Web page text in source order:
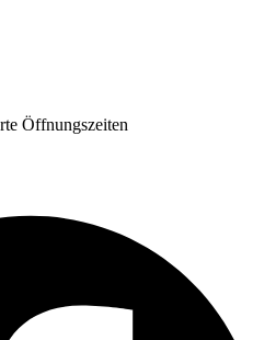
Öffnungszeiten